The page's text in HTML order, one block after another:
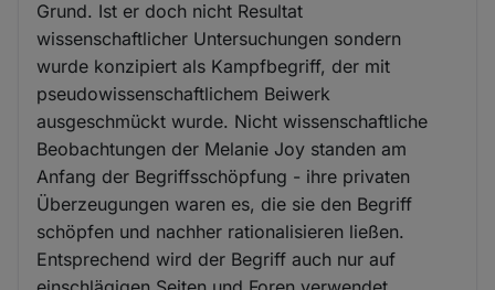
Grund. Ist er doch nicht Resultat
wissenschaftlicher Untersuchungen sondern
wurde konzipiert als Kampfbegriff, der mit
pseudowissenschaftlichem Beiwerk
ausgeschmückt wurde. Nicht wissenschaftliche
Beobachtungen der Melanie Joy standen am
Anfang der Begriffsschöpfung - ihre privaten
Überzeugungen waren es, die sie den Begriff
schöpfen und nachher rationalisieren ließen.
Entsprechend wird der Begriff auch nur auf